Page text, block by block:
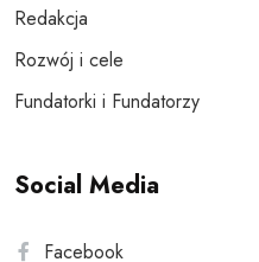
Redakcja
Rozwój i cele
Fundatorki i Fundatorzy
Social Media
Facebook